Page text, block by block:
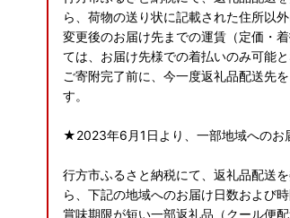
ら、荷物の送り状に記載された住所以
変更後のお届け先までの運賃（定価・
ては、お届け先様での着払いのみ可能と
ご寄附完了前に、今一度返礼品配送先
す。
★2023年6月1日より、一部地域へのお
行方市ふるさと納税にて、返礼品配送
ら、下記の地域へのお届け日数および
賞味期限が短い一部返礼品（クール便